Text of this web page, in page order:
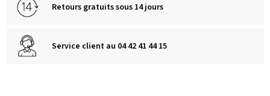
Retours gratuits sous 14 jours
Service client au 04 42 41 44 15